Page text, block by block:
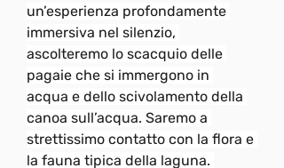
un’esperienza profondamente
immersiva nel silenzio,
ascolteremo lo scacquio delle
pagaie che si immergono in
acqua e dello scivolamento della
canoa sull’acqua. Saremo a
strettissimo contatto con la flora e
la fauna tipica della laguna.